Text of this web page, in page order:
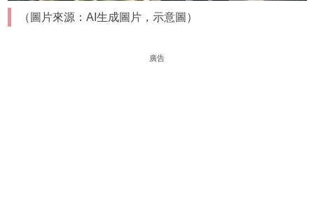
（圖片來源：AI生成圖片，示意圖）
廣告